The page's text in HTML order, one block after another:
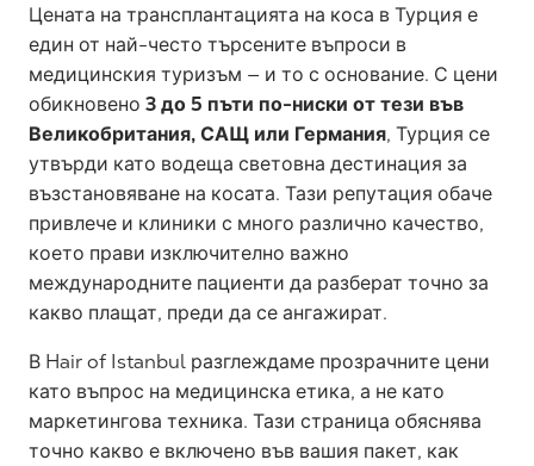
Цената на трансплантацията на коса в Турция е
един от най-често търсените въпроси в
медицинския туризъм — и то с основание. С цени
обикновено 3 до 5 пъти по-ниски от тези във
Великобритания, САЩ или Германия, Турция се
утвърди като водеща световна дестинация за
възстановяване на косата. Тази репутация обаче
привлече и клиники с много различно качество,
което прави изключително важно
международните пациенти да разберат точно за
какво плащат, преди да се ангажират.
В Hair of Istanbul разглеждаме прозрачните цени
като въпрос на медицинска етика, а не като
маркетингова техника. Тази страница обяснява
точно какво е включено във вашия пакет, как